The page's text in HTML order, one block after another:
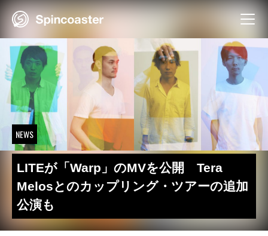
Skip
NEWS
LITEが「Warp」のMVを公開 Tera
Melosとのカップリング・ツアーの追加
公演も